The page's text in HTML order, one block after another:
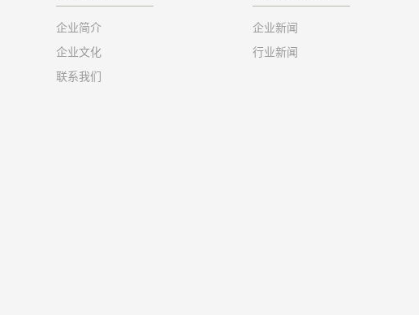
企业简介
企业文化
联系我们
企业新闻
行业新闻